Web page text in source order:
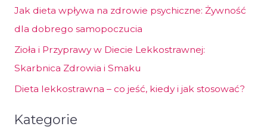
Jak dieta wpływa na zdrowie psychiczne: Żywność
dla dobrego samopoczucia
Zioła i Przyprawy w Diecie Lekkostrawnej:
Skarbnica Zdrowia i Smaku
Dieta lekkostrawna – co jeść, kiedy i jak stosować?
Kategorie